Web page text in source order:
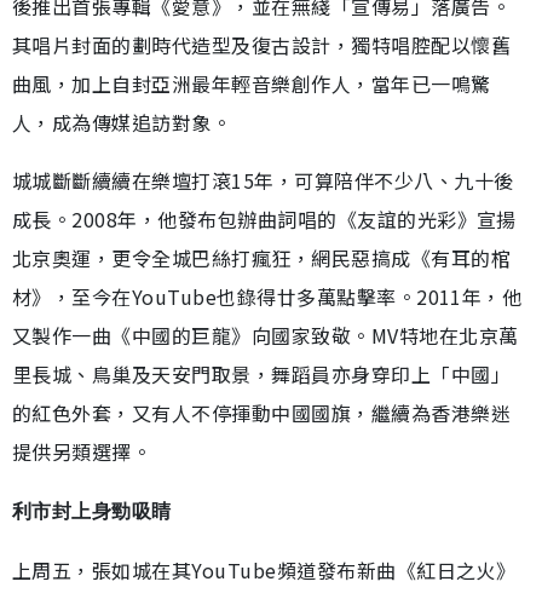
後推出首張專輯《愛意》，並在無綫「宣傳易」落廣告。
其唱片封面的劃時代造型及復古設計，獨特唱腔配以懷舊
曲風，加上自封亞洲最年輕音樂創作人，當年已一鳴驚
人，成為傳媒追訪對象。
城城斷斷續續在樂壇打滾15年，可算陪伴不少八、九十後
成長。2008年，他發布包辦曲詞唱的《友誼的光彩》宣揚
北京奧運，更令全城巴絲打瘋狂，網民惡搞成《有耳的棺
材》，至今在YouTube也錄得廿多萬點擊率。2011年，他
又製作一曲《中國的巨龍》向國家致敬。MV特地在北京萬
里長城、鳥巢及天安門取景，舞蹈員亦身穿印上「中國」
的紅色外套，又有人不停揮動中國國旗，繼續為香港樂迷
提供另類選擇。
利市封上身勁吸睛
上周五，張如城在其YouTube頻道發布新曲《紅日之火》